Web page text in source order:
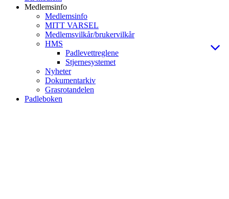
Medlemsinfo
Medlemsinfo
MITT VARSEL
Medlemsvilkår/brukervilkår
HMS
Padlevettreglene
Stjernesystemet
Nyheter
Dokumentarkiv
Grasrotandelen
Padleboken